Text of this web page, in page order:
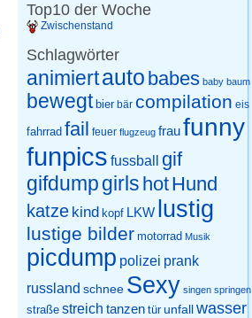
Top10 der Woche
Zwischenstand
Schlagwörter
animiertauto babes baby baum
bewegt bier bär compilation eis
fahrrad fail feuer flugzeug fraufunny
funpics fussball gif
gifdump girls hotHund
katze kind kopf LKW lustig
lustige bilder motorrad Musik
picdump polizei prank
russland schnee Sexy singen springen
straße streich tanzen tür unfallwasser